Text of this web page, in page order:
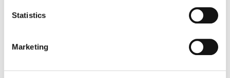
Statistics
Marketing
Explore insights